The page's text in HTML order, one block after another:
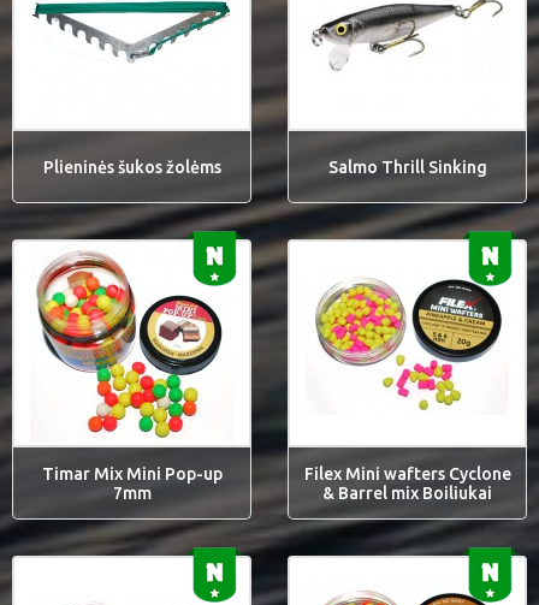
Plieninės šukos žolėms Salmo Thrill Sinking
Timar Mix Mini Pop-up
7mm
Filex Mini wafters Cyclone
& Barrel mix Boiliukai